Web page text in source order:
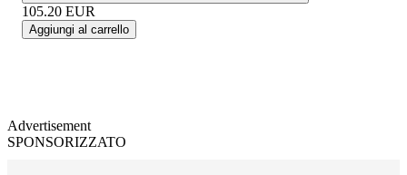
105.20 EUR
Aggiungi al carrello
Advertisement
SPONSORIZZATO